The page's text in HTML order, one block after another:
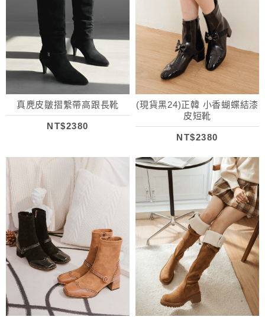
真麂皮皺摺繫帶高跟長靴
NT$2380
(現貨黑24)正韓 小香蝴蝶結漆
皮短靴
NT$2380